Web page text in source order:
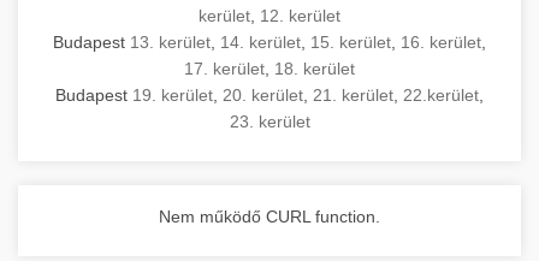
kerület 12. kerület
Budapest 13. kerület 14. kerület 15. kerület 16. kerület
17. kerület 18. kerület
Budapest 19. kerület 20. kerület 21. kerület 22.kerület
23. kerület
Nem működő CURL function.